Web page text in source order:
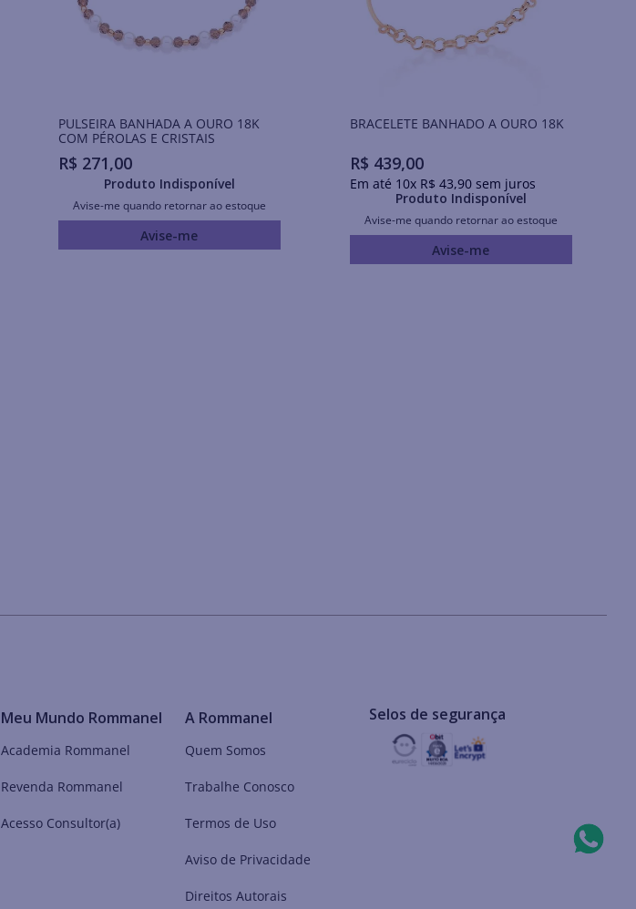
PULSEIRA BANHADA A OURO 18K
COM PÉROLAS E CRISTAIS
R$ 271,00
Produto Indisponível
Avise-me quando retornar ao estoque
Avise-me
BRACELETE BANHADO A OURO 18K
R$ 439,00
Em até 10x R$ 43,90sem juros
Produto Indisponível
Avise-me quando retornar ao estoque
Avise-me
Meu Mundo Rommanel
Academia Rommanel
Revenda Rommanel
Acesso Consultor(a)
A Rommanel
Quem Somos
Trabalhe Conosco
Termos de Uso
Aviso de Privacidade
Direitos Autorais
Selos de segurança